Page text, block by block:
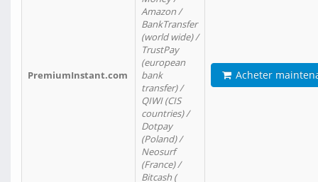
PremiumInstant.com
Amazon /
BankTransfer
(world wide) /
TrustPay
(european
bank
transfer) /
QIWI (CIS
countries) /
Dotpay
(Poland) /
Neosurf
(France) /
Bitcash (
Acheter